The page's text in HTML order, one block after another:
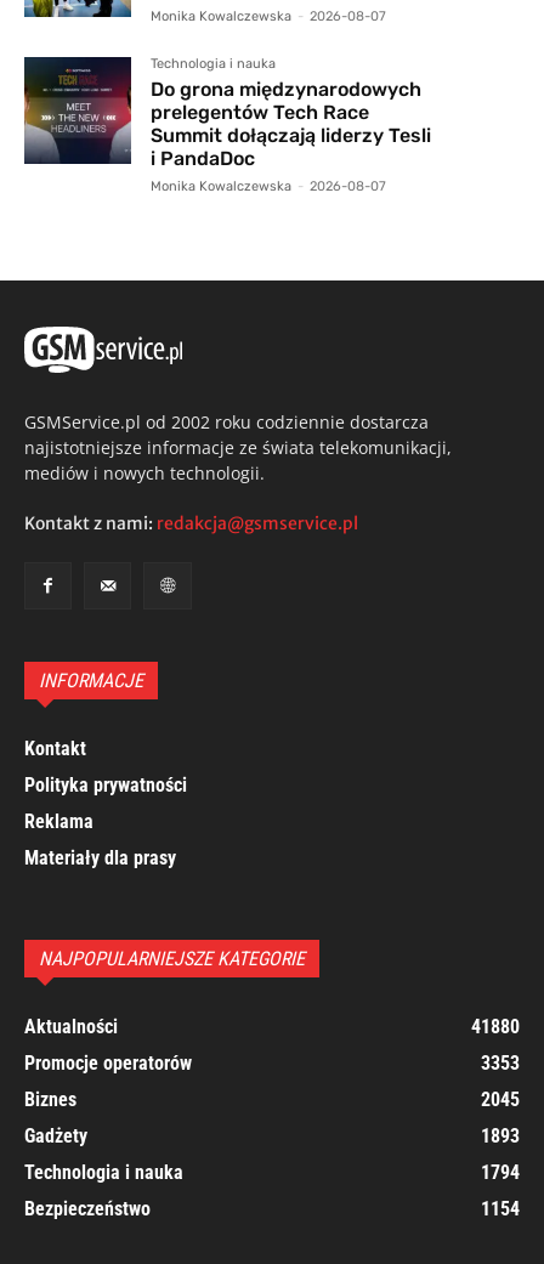
Monika Kowalczewska - 2026-08-07
Technologia i nauka
Do grona międzynarodowych
prelegentów Tech Race
Summit dołączają liderzy Tesli
i PandaDoc
Monika Kowalczewska - 2026-08-07
GSMService.pl od 2002 roku codziennie dostarcza
najistotniejsze informacje ze świata telekomunikacji,
mediów i nowych technologii.
Kontakt z nami: redakcja@gsmservice.pl
INFORMACJE
Kontakt
Polityka prywatności
Reklama
Materiały dla prasy
NAJPOPULARNIEJSZE KATEGORIE
Aktualności
41880
Promocje operatorów
3353
Biznes
2045
Gadżety
1893
Technologia i nauka
1794
Bezpieczeństwo
1154